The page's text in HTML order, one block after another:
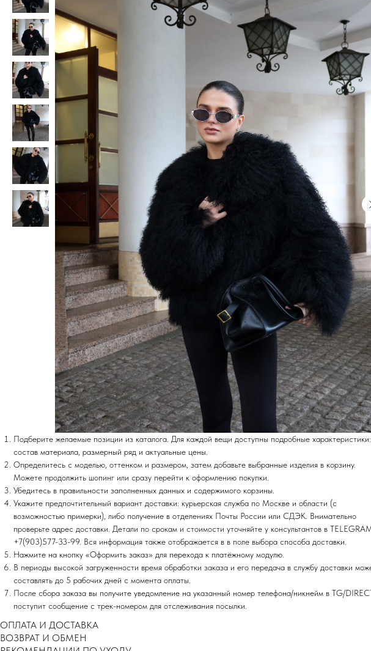
Подберите желаемые позиции из каталога. Для каждой вещи доступны подробные характеристики:
состав материала, размерный ряд и актуальные цены.
Определитесь с моделью, оттенком и размером, затем добавьте выбранные изделия в корзину.
Можете продолжить шопинг или сразу перейти к оформлению покупки.
Убедитесь в правильности заполненных данных и содержимого корзины.
Укажите предпочтительный вариант доставки: курьерская служба по Москве и области (с
возможностью примерки), либо получение в отделениях Почты России или СДЭК. Внимательно
проверьте адрес доставки. Детали по срокам и стоимости уточняйте у консультантов в
+7(903)577-33-99. Вся информация также отображается в в поле выбора способа доставки.
Нажмите на кнопку «Оформить заказ» для перехода к платёжному модулю.
В периоды высокой загруженности время обработки заказа и его передача в службу доставки
составлять до 5 рабочих дней с момента оплаты.
После сбора заказа вы получите уведомление на указанный номер телефона/никнейм в TG/
поступит сообщение с трек-номером для отслеживания посылки.
ОПЛАТА И ДОСТАВКА
ВОЗВРАТ И ОБМЕН